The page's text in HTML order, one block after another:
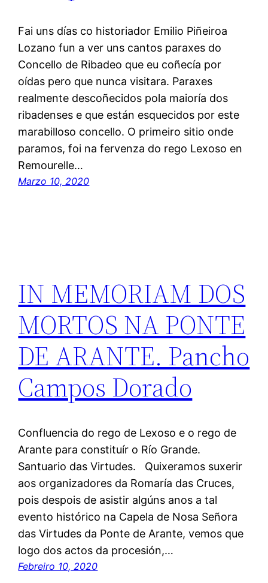
Fai uns días co historiador Emilio Piñeiroa
Lozano fun a ver uns cantos paraxes do
Concello de Ribadeo que eu coñecía por
oídas pero que nunca visitara. Paraxes
realmente descoñecidos pola maioría dos
ribadenses e que están esquecidos por este
marabilloso concello. O primeiro sitio onde
paramos, foi na fervenza do rego Lexoso en
Remourelle…
Marzo 10, 2020
IN MEMORIAM DOS
MORTOS NA PONTE
DE ARANTE. Pancho
Campos Dorado
Confluencia do rego de Lexoso e o rego de
Arante para constituír o Río Grande.
Santuario das Virtudes. Quixeramos suxerir
aos organizadores da Romaría das Cruces,
pois despois de asistir algúns anos a tal
evento histórico na Capela de Nosa Señora
das Virtudes da Ponte de Arante, vemos que
logo dos actos da procesión,…
Febreiro 10, 2020